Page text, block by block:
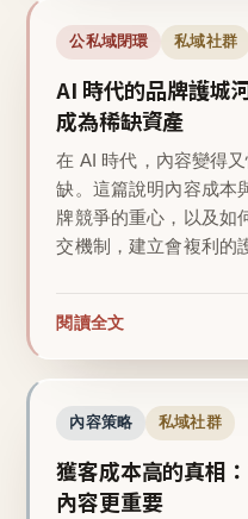
公私域閉環 私域社群
AI 時代的品牌護城
成為稀缺資產
在 AI 時代，內容變得
缺。這篇說明內容成本
牌競爭的重心，以及如
交機制，建立會複利的
閱讀全文
內容策略 私域社群
獲客成本高的真相
內容更重要